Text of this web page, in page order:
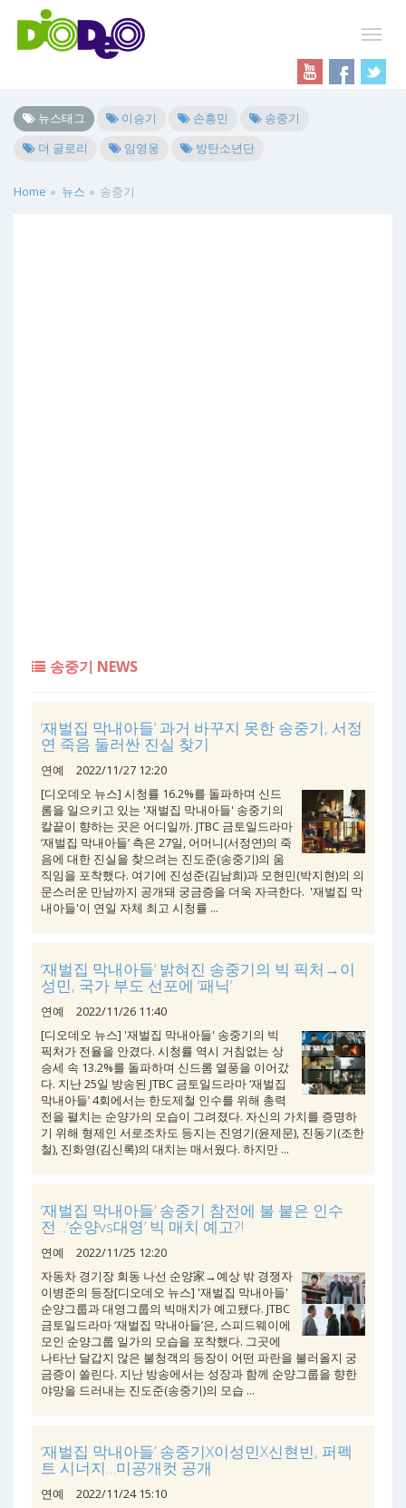
뉴스태그 이승기 손흥민
송중기
더 글로리
임영웅 방탄소년단
Home 뉴스 송중기
송중기 NEWS
‘재벌집 막내아들’ 과거 바꾸지 못한 송중기, 서정
연 죽음 둘러싼 진실 찾기
연예
2022/11/27 12:20
[디오데오 뉴스] 시청률 16.2%를 돌파하며 신드
롬을 일으키고 있는 '재벌집 막내아들' 송중기의
칼끝이 향하는 곳은 어디일까. JTBC 금토일드라마
‘재벌집 막내아들’ 측은 27일, 어머니(서정연)의 죽
음에 대한 진실을 찾으려는 진도준(송중기)의 움
직임을 포착했다. 여기에 진성준(김남희)과 모현민(박지현)의 의
문스러운 만남까지 공개돼 궁금증을 더욱 자극한다. '재벌집 막
내아들'이 연일 자체 최고 시청률 ...
‘재벌집 막내아들’ 밝혀진 송중기의 빅 픽처→이
성민, 국가 부도 선포에 ‘패닉’
연예
2022/11/26 11:40
[디오데오 뉴스] '재벌집 막내아들' 송중기의 빅
픽처가 전율을 안겼다. 시청률 역시 거침없는 상
승세 속 13.2%를 돌파하며 신드롬 열풍을 이어갔
다. 지난 25일 방송된 JTBC 금토일드라마 ‘재벌집
막내아들’ 4회에서는 한도제철 인수를 위해 총력
전을 펼치는 순양가의 모습이 그려졌다. 자신의 가치를 증명하
기 위해 형제인 서로조차도 등지는 진영기(윤제문), 진동기(조한
철), 진화영(김신록)의 대치는 매서웠다. 하지만 ...
‘재벌집 막내아들’ 송중기 참전에 불 붙은 인수
전…‘순양vs대영’ 빅 매치 예고?!
연예
2022/11/25 12:20
자동차 경기장 회동 나선 순양家→예상 밖 경쟁자
이병준의 등장[디오데오 뉴스] '재벌집 막내아들'
순양그룹과 대영그룹의 빅매치가 예고됐다. JTBC
금토일드라마 ‘재벌집 막내아들’은, 스피드웨이에
모인 순양그룹 일가의 모습을 포착했다. 그곳에
나타난 달갑지 않은 불청객의 등장이 어떤 파란을 불러올지 궁
금증이 쏠린다. 지난 방송에서는 성장과 함께 순양그룹을 향한
야망을 드러내는 진도준(송중기)의 모습 ...
‘재벌집 막내아들’ 송중기X이성민X신현빈, 퍼펙
트 시너지…미공개컷 공개
연예
2022/11/24 15:10